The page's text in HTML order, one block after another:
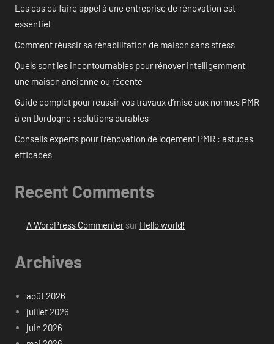
Les cas où faire appel à une entreprise de rénovation est
essentiel
Comment réussir sa réhabilitation de maison sans stress
Quels sont les incontournables pour rénover intelligemment
une maison ancienne ou récente
Guide complet pour réussir vos travaux d’mise aux normes PMR
à en Dordogne : solutions durables
Conseils experts pour l’rénovation de logement PMR : astuces
efficaces
Recent Comments
A WordPress Commentersur Hello world!
Archives
août 2026
juillet 2026
juin 2026